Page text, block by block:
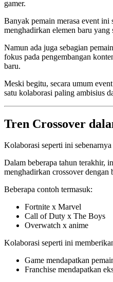
gamer.
Banyak pemain merasa event ini
menghadirkan elemen baru yang
Namun ada juga sebagian
fokus pada pengembangan
baru.
Meski begitu, secara umum
satu kolaborasi paling ambisius
Tren Crossover
Kolaborasi seperti ini
Dalam beberapa tahun terakhir,
menghadirkan crossover dengan
Beberapa contoh termasuk:
Fortnite x Marvel
Call of Duty x The Boys
Overwatch x anime
Kolaborasi seperti ini
Game mendapatkan
Franchise mendapatkan